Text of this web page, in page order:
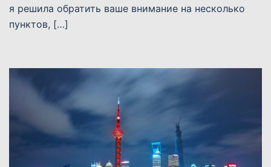
я решила обратить ваше внимание на несколько
пунктов, […]